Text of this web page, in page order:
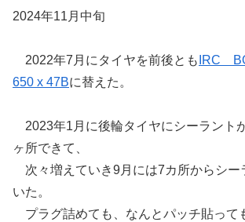
2024年11月中旬
2022年7月にタイヤを前後とも IRC
650 x 47Bに替えた。
2023年1月に後輪タイヤにシーラント
ヶ所できて、
次々増えていき9月には7カ所からシー
いた。
プラグ詰めても、なんとパッチ貼って